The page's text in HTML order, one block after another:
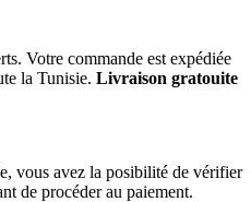
Votre commande est expédiée
la Tunisie. Livraison gratouite
vous avez la posibilité de vérifier
de procéder au paiement.